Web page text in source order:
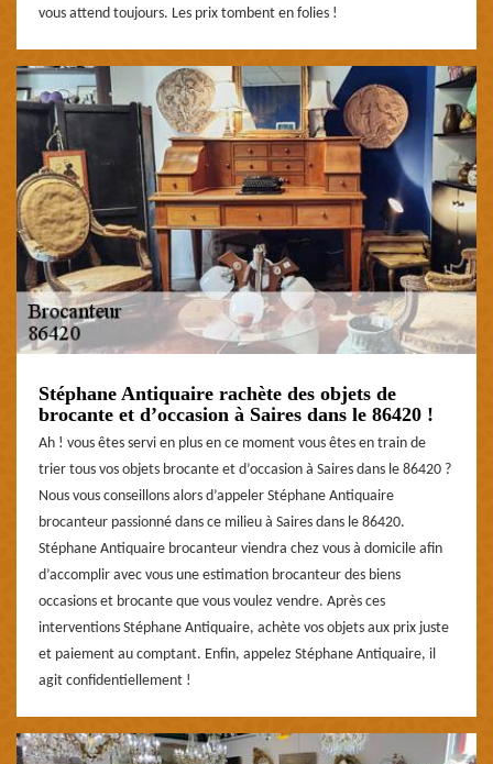
vous attend toujours. Les prix tombent en folies !
Stéphane Antiquaire rachète des objets de
brocante et d’occasion à Saires dans le 86420 !
Ah ! vous êtes servi en plus en ce moment vous êtes en train de
trier tous vos objets brocante et d’occasion à Saires dans le 86420 ?
Nous vous conseillons alors d’appeler Stéphane Antiquaire
brocanteur passionné dans ce milieu à Saires dans le 86420.
Stéphane Antiquaire brocanteur viendra chez vous à domicile afin
d’accomplir avec vous une estimation brocanteur des biens
occasions et brocante que vous voulez vendre. Après ces
interventions Stéphane Antiquaire, achète vos objets aux prix juste
et paiement au comptant. Enfin, appelez Stéphane Antiquaire, il
agit confidentiellement !